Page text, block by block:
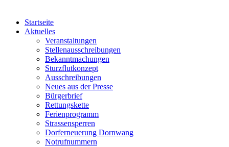
Startseite
Aktuelles
Veranstaltungen
Stellenausschreibungen
Bekanntmachungen
Sturzflutkonzept
Ausschreibungen
Neues aus der Presse
Bürgerbrief
Rettungskette
Ferienprogramm
Strassensperren
Dorferneuerung Dornwang
Notrufnummern